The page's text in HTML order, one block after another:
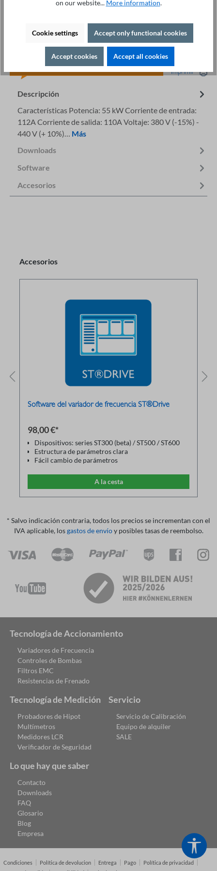
Software del variador de frecuencia ST®Drive
Detalles
Asesoramiento Especializado +49 421 277 9999
Imprimir
Descripción
Características Potencia: 55 kW Corriente de entrada:
112A Corriente de salida: 110A Voltaje: 380 V (-15%) -
440 V (+ 10%)… Más
Downloads
Software
Accesorios
Accesorios
Software del variador de frecuencia ST®Drive
98,00 €*
Dispositivos: series ST300 (beta) / ST500 / ST600
Estructura de parámetros clara
Fácil cambio de parámetros
imprimirse a través de una impresora
Los archivos de parámetros guardados se pueden
volver a cargar como copia de seguridad
A la cesta
* Salvo indicación contraria, todos los precios se incrementan con el
IVA aplicable, losgastos de envíoy posibles tasas de reembolso.
Tecnología de Accionamiento
Variadores de Frecuencia
Controles de Bombas
Filtros EMC
Resistencias de Frenado
Tecnología de Medición
Probadores de Hipot
Multímetros
Medidores LCR
Verificador de Seguridad
Servicio
Servicio de Calibración
Equipo de alquiler
SALE
Lo que hay que saber
Contacto
Downloads
FAQ
Glosario
Blog
Empresa
Condiciones Política de devolucion Entrega Pago
Política de privacidad
on our website... More information.
Cookie settings Accept only functional cookies
Accept cookies Accept all cookies